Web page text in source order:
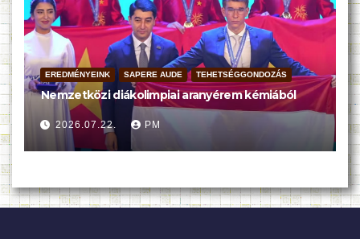
EREDMÉNYEINK SAPERE AUDE TEHETSÉGGONDOZÁS
Nemzetközi diákolimpiai aranyérem kémiából
2026.07.22. PM